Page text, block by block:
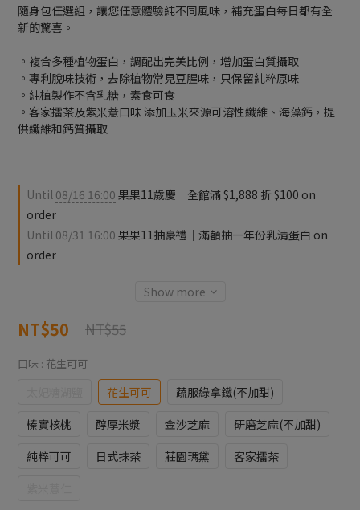
隨身包任選組，讓您任意體驗純不同風味，補充蛋白每日都有全
新的驚喜。
。複合多種植物蛋白，調配出完美比例，增加蛋白質攝取
。專利脫味技術，去除植物常見豆腥味，只保留純粹原味
。純植製作不含乳糖，素食可食
。客家擂茶及紫米薏口味 添加玉米來源可溶性纖維、海藻鈣，提
供纖維和鈣質攝取
Until 08/16 16:00 果果11歲慶｜全館滿 $1,888 折 $100 on
order
Until 08/31 16:00 果果11抽豪禮｜滿額抽一年份乳清蛋白 on
order
Show more
NT$50 NT$55
口味 : 花生可可
花生可可
蔬服綠拿鐵(不加甜)
榛實核桃
醇厚米漿 金沙芝麻
研磨芝麻(不加甜)
純粹可可
日式抹茶 莊園瑪黛
客家擂茶